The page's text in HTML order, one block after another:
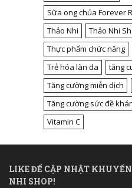
Sữa ong chúa Forever
Thảo Nhi
Thảo Nhi
Thực phẩm chức năng
Trẻ hóa làn da
tăng
Tăng cường miễn dịch
Tăng cường sức đề
Vitamin C
LIKE ĐỂ CẬP NHẬT
NHI SHOP!